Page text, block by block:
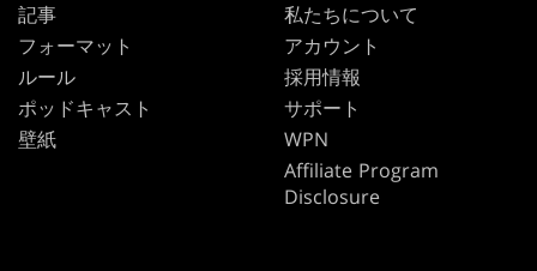
記事
フォーマット
ルール
ポッドキャスト
壁紙
私たちについて
アカウント
採用情報
サポート
WPN
Affiliate Program
Disclosure